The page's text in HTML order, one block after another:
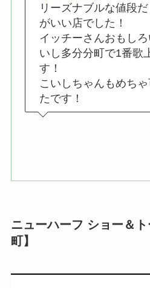
リーズナブルな値段
がいい店でした！
イッチーさんおもし
いし多分分町で1番歌
す！
こいしちゃんもめち
たです！
ニューハーフ ショー＆
町】